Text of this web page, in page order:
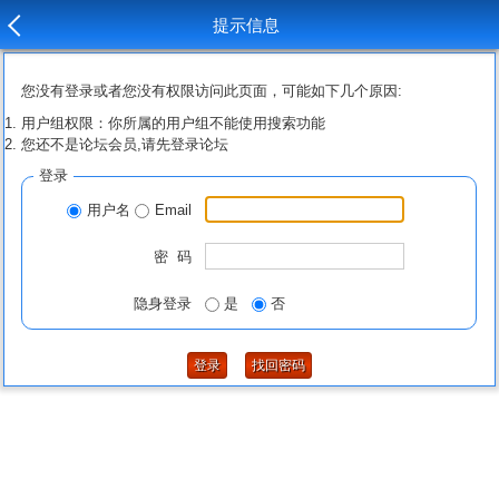
提示信息
您没有登录或者您没有权限访问此页面，可能如下几个原因:
用户组权限：你所属的用户组不能使用搜索功能
您还不是论坛会员,请先登录论坛
登录
用户名 Email
密 码
隐身登录 是 否